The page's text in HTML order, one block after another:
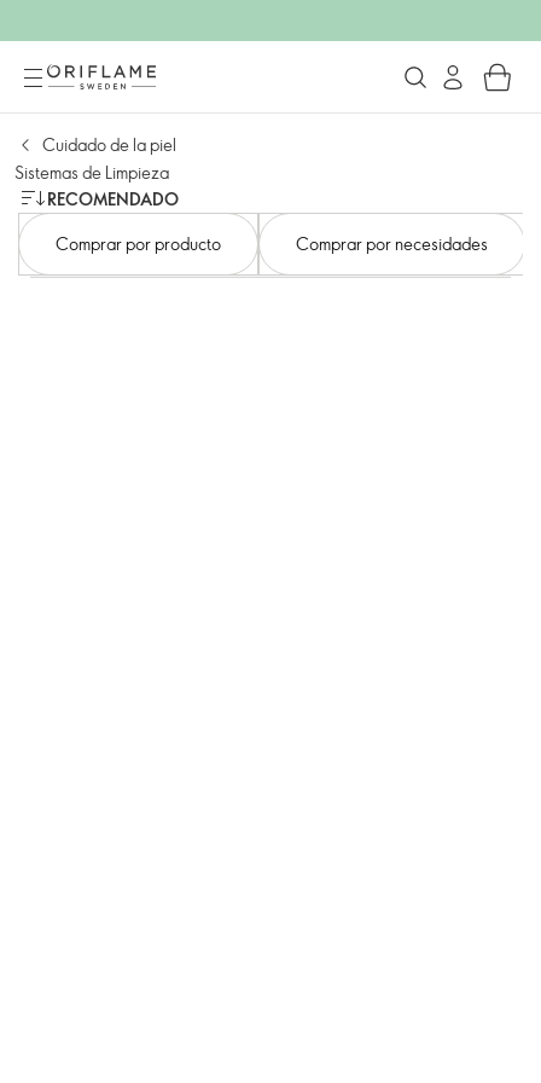
Cuidado de la piel
Sistemas de Limpieza
RECOMENDADO
Comprar por producto
Comprar por necesidades